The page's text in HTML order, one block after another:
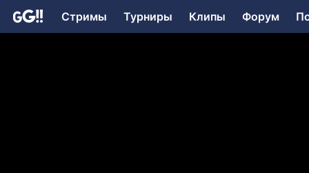
Стримы Турниры Клипы Форум